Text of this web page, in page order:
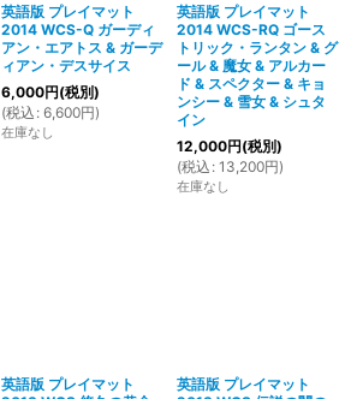
英語版 プレイマット
2014 WCS-Q ガーディ
アン・エアトス & ガーデ
ィアン・デスサイス
6,000円(税別)
(税込 : 6,600円)
在庫なし
英語版 プレイマット
2014 WCS-RQ ゴース
トリック・ランタン & グ
ール & 魔女 & アルカー
ド & スペクター & キョ
ンシー & 雪女 & シュタ
イン
12,000円(税別)
(税込 : 13,200円)
在庫なし
英語版 プレイマット
英語版 プレイマット